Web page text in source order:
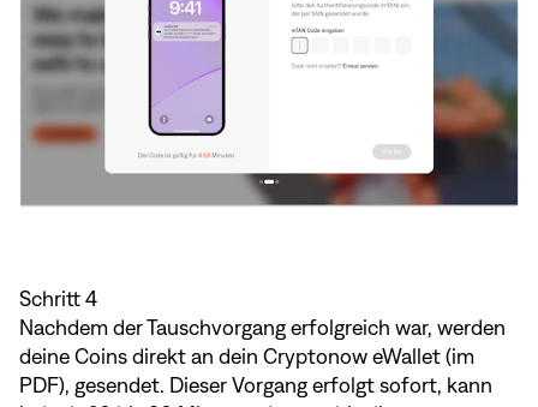
Schritt 4
Nachdem der Tauschvorgang erfolgreich war, werden
deine Coins direkt an dein Cryptonow eWallet (im
PDF), gesendet. Dieser Vorgang erfolgt sofort, kann